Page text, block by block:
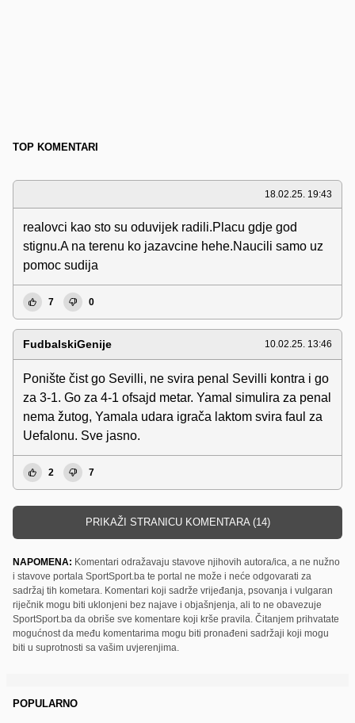
TOP KOMENTARI
18.02.25. 19:43
realovci kao sto su oduvijek radili.Placu gdje god
stignu.A na terenu ko jazavcine hehe.Naucili samo uz
pomoc sudija
7 0
FudbalskiGenije 10.02.25. 13:46
Ponište čist go Sevilli, ne svira penal Sevilli kontra i go
za 3-1. Go za 4-1 ofsajd metar. Yamal simulira za penal
nema žutog, Yamala udara igrača laktom svira faul za
Uefalonu. Sve jasno.
2 7
PRIKAŽI STRANICU KOMENTARA (14)
NAPOMENA: Komentari odražavaju stavove njihovih autora/ica, a ne nužno
i stavove portala SportSport.ba te portal ne može i neće odgovarati za
sadržaj tih kometara. Komentari koji sadrže vrijeđanja, psovanja i vulgaran
riječnik mogu biti uklonjeni bez najave i objašnjenja, ali to ne obavezuje
SportSport.ba da obriše sve komentare koji krše pravila. Čitanjem prihvatate
mogućnost da među komentarima mogu biti pronađeni sadržaji koji mogu
biti u suprotnosti sa vašim uvjerenjima.
POPULARNO